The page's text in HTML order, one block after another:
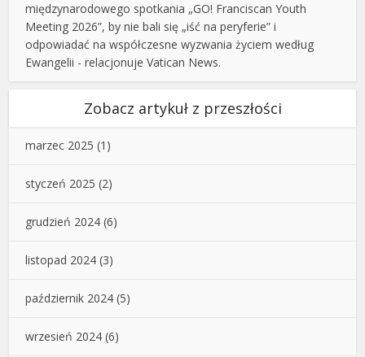
międzynarodowego spotkania „GO! Franciscan Youth
Meeting 2026”, by nie bali się „iść na peryferie” i
odpowiadać na współczesne wyzwania życiem według
Ewangelii - relacjonuje Vatican News.
Zobacz artykuł z przeszłości
marzec 2025 (1)
styczeń 2025 (2)
grudzień 2024 (6)
listopad 2024 (3)
październik 2024 (5)
wrzesień 2024 (6)